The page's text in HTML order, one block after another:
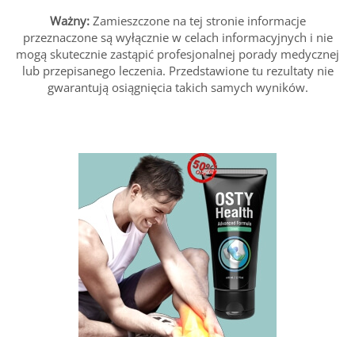
Ważny:Zamieszczone na tej stronie informacje
przeznaczone są wyłącznie w celach informacyjnych i nie
mogą skutecznie zastąpić profesjonalnej porady medycznej
lub przepisanego leczenia. Przedstawione tu rezultaty nie
gwarantują osiągnięcia takich samych wyników.